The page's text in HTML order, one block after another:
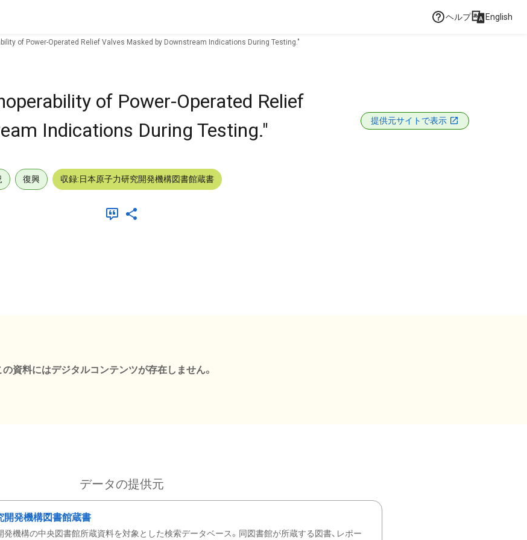
ヘルプ English
of Power-Operated Relief Valves Masked by Downstream Indications During Testing."
of Power-Operated Relief
Indications During Testing."
提供元サイトで表示
復興 収録:日本原子力研究開発機構図書館蔵書
の資料にはデジタルコンテンツが存在しません。
データの提供元
開発機構図書館蔵書
発機構の中央図書館所蔵資料を対象とした検索データベース。同図書館が所蔵する図書、レポー